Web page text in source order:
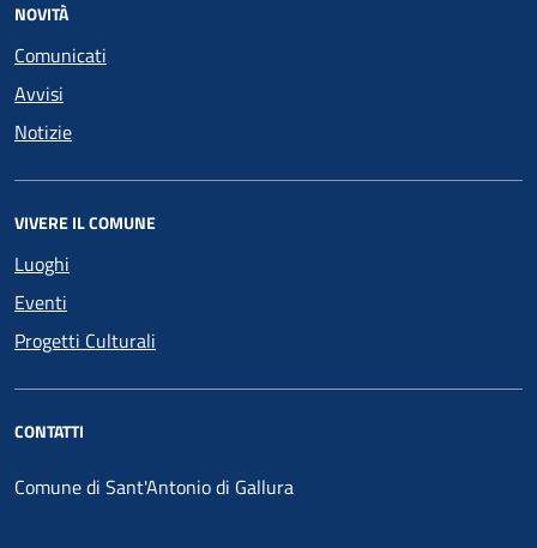
NOVITÀ
Comunicati
Avvisi
Notizie
VIVERE IL COMUNE
Luoghi
Eventi
Progetti Culturali
CONTATTI
Comune di Sant'Antonio di Gallura